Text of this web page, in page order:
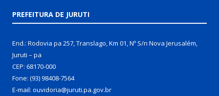
PREFEITURA DE JURUTI
End.: Rodovia pa 257, Translago, Km 01, Nº S/n Nova Jerusalém,
Juruti – pa
CEP: 68170-000
Fone: (93) 98408-7564
E-mail: ouvidoria@juruti.pa.gov.br